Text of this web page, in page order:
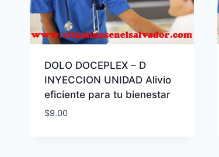
DOLO DOCEPLEX – D
INYECCION UNIDAD Alivio
eficiente para tu bienestar
$9.00